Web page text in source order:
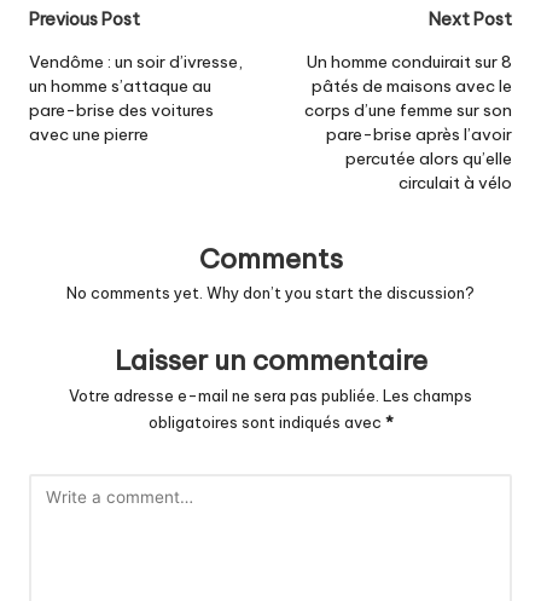
Post
navigation
Previous Post
Vendôme : un soir d’ivresse,
un homme s’attaque au
pare-brise des voitures
avec une pierre
Next Post
Un homme conduirait sur 8
pâtés de maisons avec le
corps d’une femme sur son
pare-brise après l’avoir
percutée alors qu’elle
circulait à vélo
Comments
No comments yet. Why don’t you start the discussion?
Laisser un commentaire
Votre adresse e-mail ne sera pas publiée. Les champs
obligatoires sont indiqués avec *